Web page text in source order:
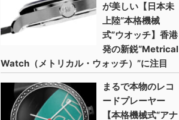
が美しい【日本未
上陸“本格機械
式”ウオッチ】香港
発の新鋭“Metrical
Watch（メトリカル・ウォッチ）”に注目
まるで本物のレコ
ードプレーヤー
【本格機械式“アナ